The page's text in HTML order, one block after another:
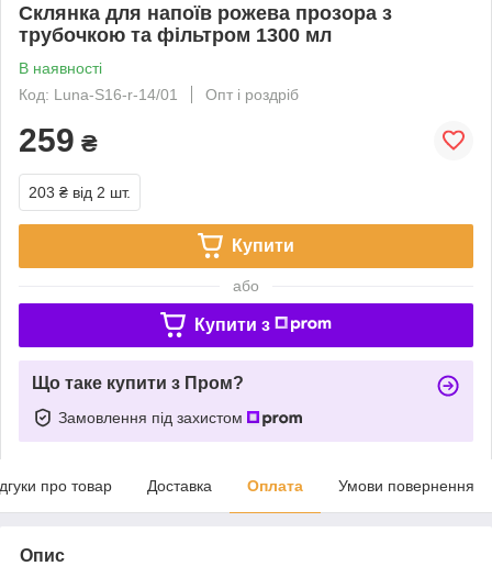
Склянка для напоїв рожева прозора з
трубочкою та фільтром 1300 мл
В наявності
Код: Luna-S16-r-14/01
Опт і роздріб
259 ₴
203 ₴ від 2 шт.
Купити
або
Купити з
Що таке купити з Пром?
Замовлення під захистом
про товар Доставка Оплата Умови повернення
Опис